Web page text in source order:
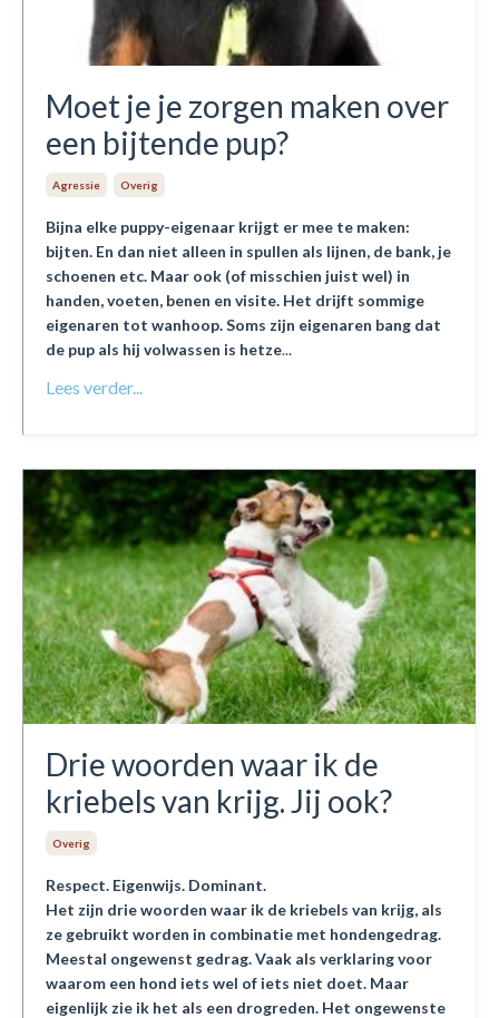
Moet je je zorgen maken over
een bijtende pup?
Agressie Overig
Bijna elke puppy-eigenaar krijgt er mee te maken:
bijten. En dan niet alleen in spullen als lijnen, de bank, je
schoenen etc. Maar ook (of misschien juist wel) in
handen, voeten, benen en visite. Het drijft sommige
eigenaren tot wanhoop. Soms zijn eigenaren bang dat
de pup als hij volwassen is hetze...
Lees verder...
Drie woorden waar ik de
kriebels van krijg. Jij ook?
Overig
Respect. Eigenwijs. Dominant.
Het zijn drie woorden waar ik de kriebels van krijg, als
ze gebruikt worden in combinatie met hondengedrag.
Meestal ongewenst gedrag. Vaak als verklaring voor
waarom een hond iets wel of iets niet doet. Maar
eigenlijk zie ik het als een drogreden. Het ongewenste